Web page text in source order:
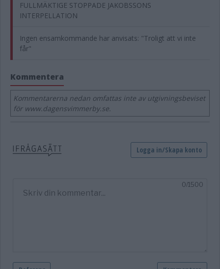
FULLMÄKTIGE STOPPADE JAKOBSSONS
INTERPELLATION
Ingen ensamkommande har anvisats: "Troligt att vi inte
får"
Kommentera
Kommentarerna nedan omfattas inte av utgivningsbeviset
för www.dagensvimmerby.se.